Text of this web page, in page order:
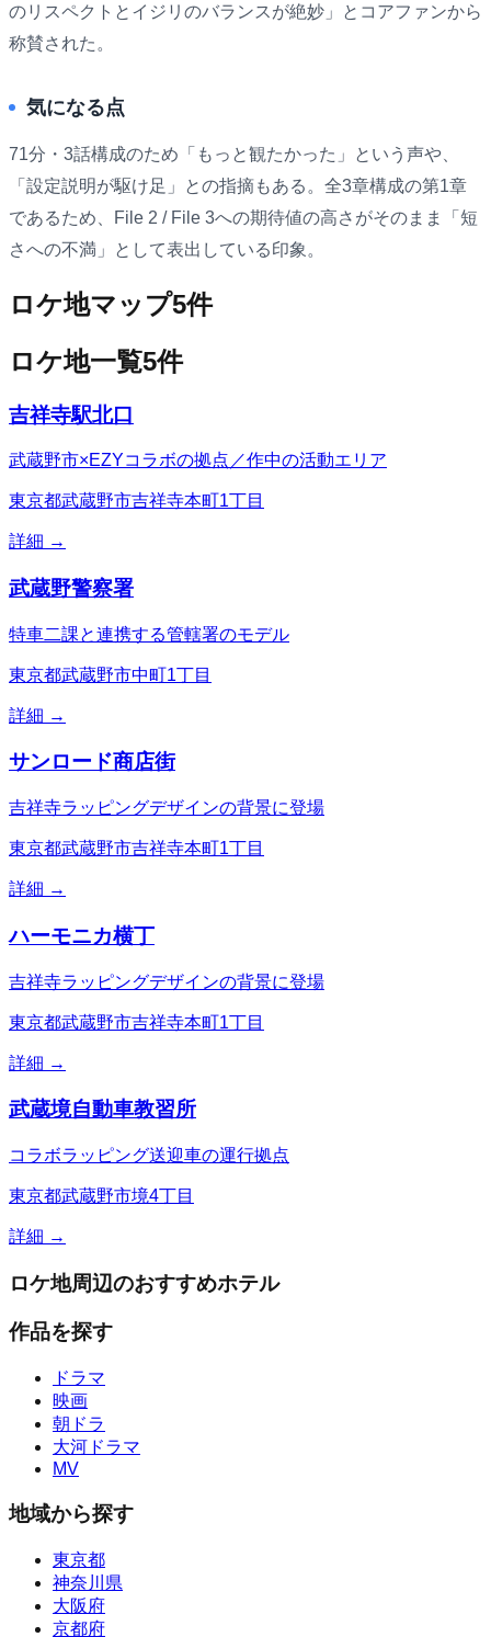
のリスペクトとイジリのバランスが絶妙」とコアファンから
称賛された。
気になる点
71分・3話構成のため「もっと観たかった」という声や、
「設定説明が駆け足」との指摘もある。全3章構成の第1章
であるため、File 2 / File 3への期待値の高さがそのまま「短
さへの不満」として表出している印象。
ロケ地マップ5件
ロケ地一覧5件
吉祥寺駅北口
武蔵野市×EZYコラボの拠点／作中の活動エリア
東京都武蔵野市吉祥寺本町1丁目
詳細 →
武蔵野警察署
特車二課と連携する管轄署のモデル
東京都武蔵野市中町1丁目
詳細 →
サンロード商店街
吉祥寺ラッピングデザインの背景に登場
東京都武蔵野市吉祥寺本町1丁目
詳細 →
ハーモニカ横丁
吉祥寺ラッピングデザインの背景に登場
東京都武蔵野市吉祥寺本町1丁目
詳細 →
武蔵境自動車教習所
コラボラッピング送迎車の運行拠点
東京都武蔵野市境4丁目
詳細 →
ロケ地周辺のおすすめホテル
作品を探す
ドラマ
映画
朝ドラ
大河ドラマ
MV
地域から探す
東京都
神奈川県
大阪府
京都府